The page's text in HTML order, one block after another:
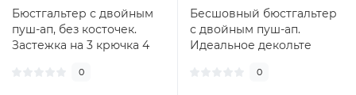
Бюстгальтер с двойным
пуш-ап, без косточек.
Застежка на 3 крючка 4
0
Бесшовный бюстгальтер
с двойным пуш-ап.
Идеальное декольте
0